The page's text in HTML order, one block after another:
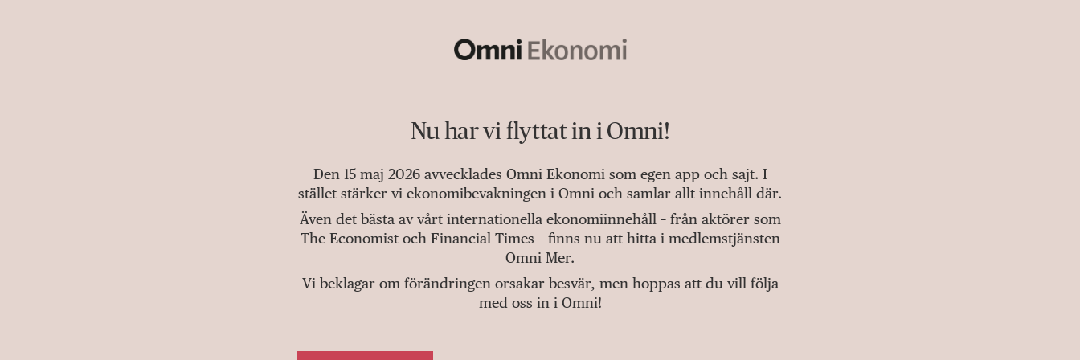
Nu har vi flyttat in i Omni!
Den 15 maj 2026 avvecklades Omni Ekonomi som egen app och sajt. I
stället stärker vi ekonomibevakningen i Omni och samlar allt innehåll där.
Även det bästa av vårt internationella ekonomiinnehåll – från aktörer som
The Economist och Financial Times – finns nu att hitta i medlemstjänsten
Omni Mer.
Vi beklagar om förändringen orsakar besvär, men hoppas att du vill följa
med oss in i Omni!